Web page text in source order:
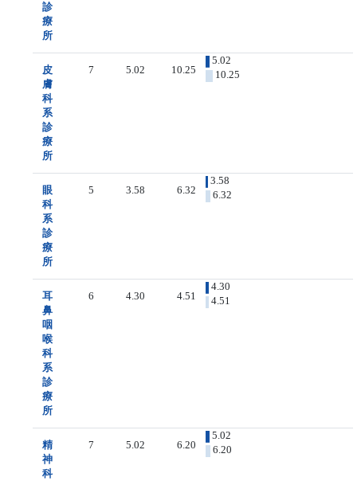
診
療
所
皮
膚
科
系
診
療
所
7 5.02 10.25
5.02
10.25
眼
科
系
診
療
所
5 3.58 6.32
3.58
6.32
耳
鼻
咽
喉
科
系
診
療
所
6 4.30 4.51
4.30
4.51
精
神
科
7 5.02 6.20
5.02
6.20